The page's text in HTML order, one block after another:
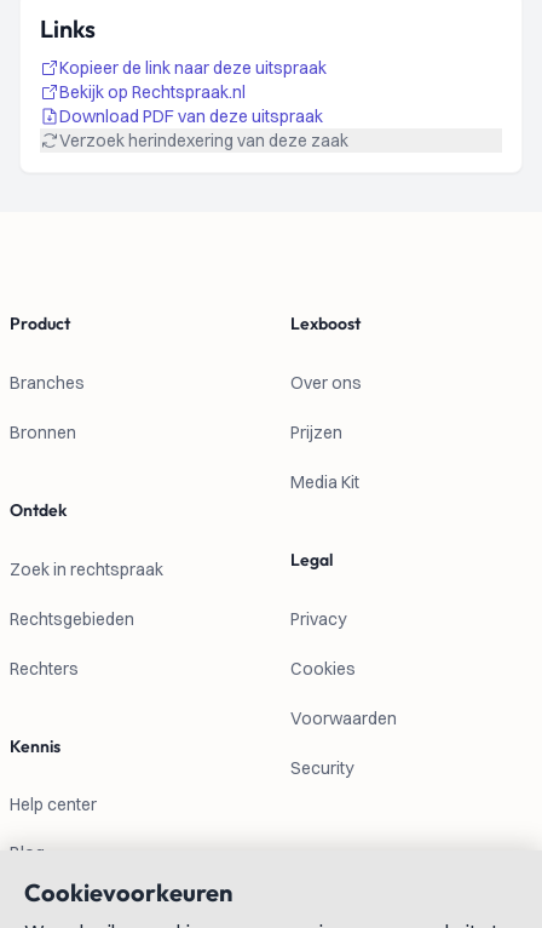
Links
Kopieer de link naar deze uitspraak
Bekijk op Rechtspraak.nl
Download PDF van deze uitspraak
Verzoek herindexering van deze zaak
Product
Branches
Bronnen
Ontdek
Zoek in rechtspraak
Rechtsgebieden
Rechters
Kennis
Help center
Blog
Lexboost
Over ons
Prijzen
Media Kit
Legal
Privacy
Cookies
Voorwaarden
Security
Cookievoorkeuren